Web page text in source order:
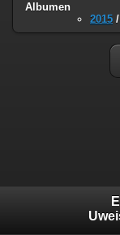
Albumen
2015 /